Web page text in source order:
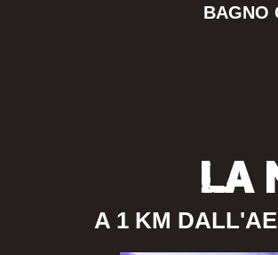
BAGNO
LA
A 1 KM